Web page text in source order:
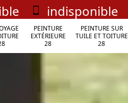
indisponible
PEINTURE
EXTÉRIEURE
28
PEINTURE SUR
TUILE ET TOITURE
28